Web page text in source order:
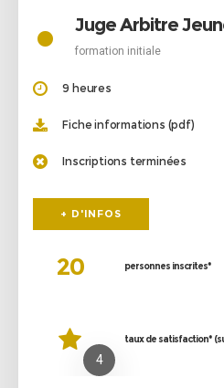
• Juge Arbitre
formation initiale
9 heures
Fiche informations (pdf)
Inscriptions terminées
+ D'INFOS
20 personnes inscrites*
4
taux de satisfaction*